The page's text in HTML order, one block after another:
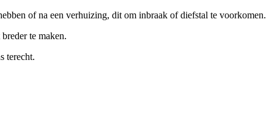
of na een verhuizing, dit om inbraak of diefstal te voorkomen.
te maken.
terecht.